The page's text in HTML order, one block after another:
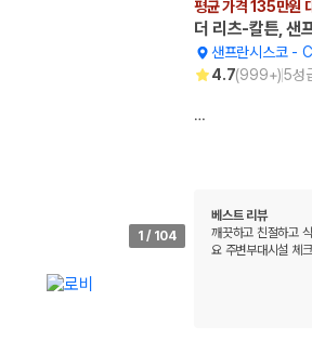
1 / 104
평균 가격 135만원
더 리츠-칼튼, 샌
샌프란시스코-
4.7(999+)5성
…
베스트 리뷰
깨끗하고 친절하고
요 주변부대시설 체